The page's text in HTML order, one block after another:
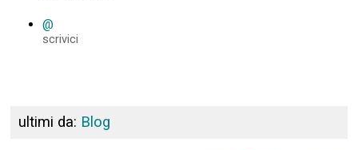
@
scrivici
ultimi da: Blog